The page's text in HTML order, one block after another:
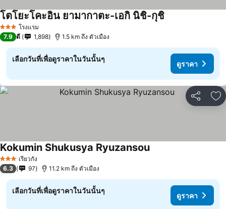
3 ดาว โรงแรม
โตโยะโคะอิน ยามากาตะ-เอกิ นิชิ-กุชิ
7.9 ดี 1,898 1.5 km ถึง ตัวเมือง
เลือกวันที่เพื่อดูราคาในวันนั้นๆ
ดูราคา
แชร์ เ
3 ดาว เรียวกัง
Kokumin Shukusya Ryuzansouดูราคา
6.3 97 11.2 km ถึง ตัวเมือง
เลือกวันที่เพื่อดูราคาในวันนั้นๆ
ดูราคา